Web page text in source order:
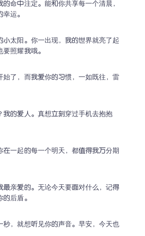
的命中注定。能和你共享每一个清晨，
运。
小太阳。你一出现，我的世界就亮了起
要照耀我哦。
始了，而我爱你的习惯，一如既往，雷
我的爱人。真想立刻穿过手机去抱抱
在一起的每一个明天，都值得我万分期
最亲爱的。无论今天要面对什么，记得
后盾。
秒，就想听见你的声音。早安，今天也